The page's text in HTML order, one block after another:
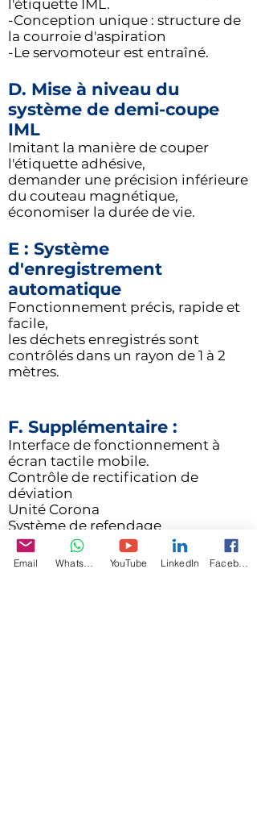
l'étiquette IML.
-Conception unique : structure de
la courroie d'aspiration
-Le servomoteur est entraîné.
D. Mise à niveau du
système de demi-coupe
IML
Imitant la manière de couper
l'étiquette adhésive,
demander une précision inférieure
du couteau magnétique,
économiser la durée de vie.
E : Système
d'enregistrement
automatique
Fonctionnement précis, rapide et
facile,
les déchets enregistrés sont
contrôlés dans un rayon de 1 à 2
mètres.
F. Supplémentaire :
Interface de fonctionnement à
écran tactile mobile.
Contrôle de rectification de
déviation
Unité Corona
Système de refendage
Système de déchets boule de
neige
Email YouTube LinkedIn